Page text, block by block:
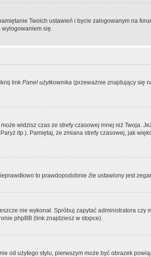
Twoich ustawień i bycie zalogowanym na
wylogowaniem się.
link Panel użytkownika (przeważnie znajdujący się
widzisz czas ze strefy czasowej innej niż Twoja.
itp.). Pamiętaj, że zmiana strefy czasowej, jak
to prawdopodobnie źle ustawiony jest
nie wykonał. Spróbuj zapytać administratora
phpBB (link znajdziesz w stopce).
od użytego stylu, pierwszym może być obrazek